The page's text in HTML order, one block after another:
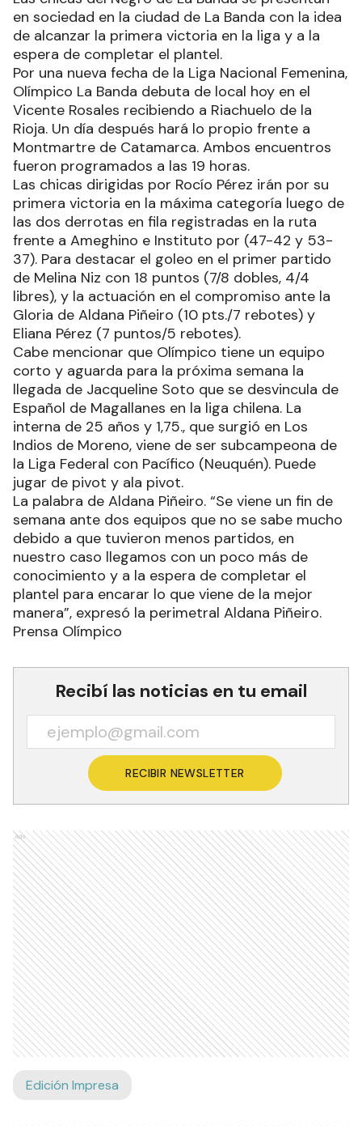
en sociedad en la ciudad de La Banda con la idea
de alcanzar la primera victoria en la liga y a la
espera de completar el plantel.
Por una nueva fecha de la Liga Nacional Femenina,
Olímpico La Banda debuta de local hoy en el
Vicente Rosales recibiendo a Riachuelo de la
Rioja. Un día después hará lo propio frente a
Montmartre de Catamarca. Ambos encuentros
fueron programados a las 19 horas.
Las chicas dirigidas por Rocío Pérez irán por su
primera victoria en la máxima categoría luego de
las dos derrotas en fila registradas en la ruta
frente a Ameghino e Instituto por (47-42 y 53-
37). Para destacar el goleo en el primer partido
de Melina Niz con 18 puntos (7/8 dobles, 4/4
libres), y la actuación en el compromiso ante la
Gloria de Aldana Piñeiro (10 pts./7 rebotes) y
Eliana Pérez (7 puntos/5 rebotes).
Cabe mencionar que Olímpico tiene un equipo
corto y aguarda para la próxima semana la
llegada de Jacqueline Soto que se desvincula de
Español de Magallanes en la liga chilena. La
interna de 25 años y 1,75., que surgió en Los
Indios de Moreno, viene de ser subcampeona de
la Liga Federal con Pacífico (Neuquén). Puede
jugar de pivot y ala pivot.
La palabra de Aldana Piñeiro. “Se viene un fin de
semana ante dos equipos que no se sabe mucho
debido a que tuvieron menos partidos, en
nuestro caso llegamos con un poco más de
conocimiento y a la espera de completar el
plantel para encarar lo que viene de la mejor
manera”, expresó la perimetral Aldana Piñeiro.
Prensa Olímpico
Recibí las noticias en tu email
RECIBIR NEWSLETTER
Ads
Edición Impresa